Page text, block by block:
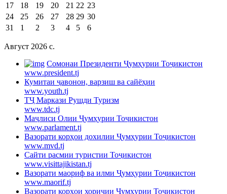
17
18 19 20 21 22 23
24
25 26 27 28 29 30
31
1 2 3 4 5 6
Август 2026 c.
Cомонаи Президенти Ҷумҳурии Тоҷикистон
www.president.tj
Кумитаи ҷавонон, варзиш ва сайёҳии
www.youth.tj
ТҶ Маркази Рушди Туризм
www.tdc.tj
Маҷлиси Олии Ҷумҳурии Тоҷикистон
www.parlament.tj
Вазорати корҳои дохилии Ҷумҳурии Тоҷикистон
www.mvd.tj
Сайти расмии туристии Тоҷикистон
www.visittajikistan.tj
Вазорати маориф ва илми Ҷумҳурии Тоҷикистон
www.maorif.tj
Вазорати корҳои хориҷии Ҷумҳурии Тоҷикистон